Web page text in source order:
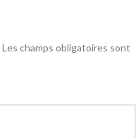
Les champs obligatoires sont